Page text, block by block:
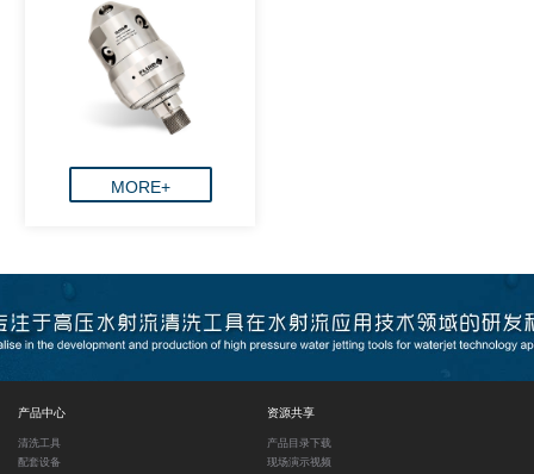
MORE+
产品中心
清洗工具
配套设备
资源共享
产品目录下载
现场演示视频